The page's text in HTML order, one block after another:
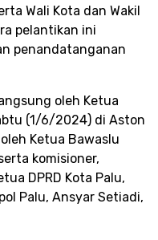
Wali Kota dan Wakil
pelantikan ini
penandatanganan
oleh Ketua
(1/6/2024) di Aston
Ketua Bawaslu
komisioner,
DPRD Kota Palu,
Palu, Ansyar Setiadi,